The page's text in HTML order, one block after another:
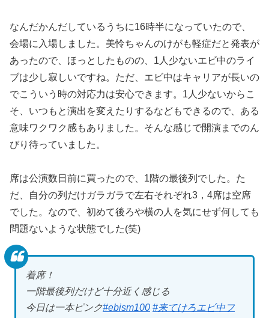
なんだかんだしているうちに16時半になっていたので、
会場に入場しました。美怜ちゃんのけがも軽症だと発表が
あったので、ほっとしたものの、1人少ないエビ中のライ
ブは少し寂しいですね。ただ、エビ中はキャリアが長いの
でこういう時の対応力は安心できます。1人少ないからこ
そ、いつもと演出を変えたりするなどもできるので、ある
意味ワクワク感もありました。そんな感じで開演までのん
びり待っていました。
席は公演数日前に買ったので、1階の最後列でした。た
だ、自分の列だけガラガラで左右それぞれ3，4席は空席
でした。なので、初めて後ろや横の人を気にせず何しても
問題ないような状態でした(笑)
着席！
一階最後列だけど十分近く感じる
今日は一本ピンク#ebism100 #来てけろエビ中フ